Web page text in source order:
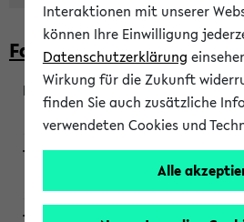
Faculty of Biology
200923
Wendisch, Peters-Wendisch,
Interaktionen mit unserer
können Ihre Einwilligung
Datenschutzerklärung
Wirkung für die Zukunft
finden Sie auch zusätzliche
verwendeten Cookies und
Alle